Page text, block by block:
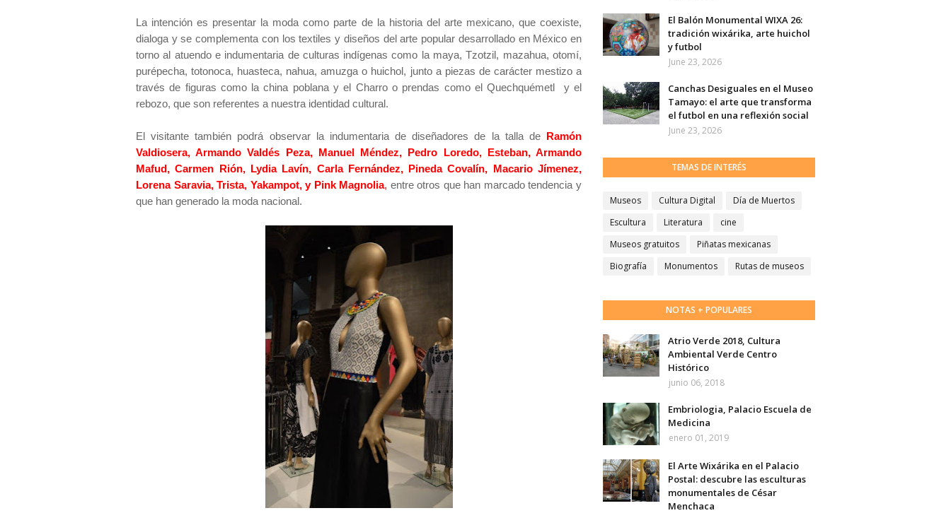
La intención es presentar la moda como parte de la historia del arte mexicano, que coexiste,
dialoga y se complementa con los textiles y diseños del arte popular desarrollado en México en
torno al atuendo e indumentaria de culturas indígenas como la maya, Tzotzil, mazahua, otomí,
purépecha, totonoca, huasteca, nahua, amuzga o huichol, junto a piezas de carácter mestizo a
través de figuras como la china poblana y el Charro o prendas como el Quechquémetl y el
rebozo, que son referentes a nuestra identidad cultural.
El visitante también podrá observar la indumentaria de diseñadores de la talla de Ramón
Valdiosera, Armando Valdés Peza, Manuel Méndez, Pedro Loredo, Esteban, Armando
Mafud, Carmen Rión, Lydia Lavín, Carla Fernández, Pineda Covalín, Macario Jímenez,
Lorena Saravia, Trista, Yakampot, y Pink Magnolia, entre otros que han marcado tendencia y
que han generado la moda nacional.
El Balón Monumental WIXA 26:
tradición wixárika, arte huichol
y futbol
June 23, 2026
Canchas Desiguales en el Museo
Tamayo: el arte que transforma
el futbol en una reflexión social
June 23, 2026
TEMAS DE INTERÉS
Museos Cultura Digital
Día de Muertos
Escultura
Literatura
cine
Museos gratuitos
Piñatas mexicanas
Biografía
Monumentos Rutas de museos
NOTAS + POPULARES
Atrio Verde 2018, Cultura
Ambiental Verde Centro
Histórico
junio 06, 2018
Embriologia, Palacio Escuela de
Medicina
enero 01, 2019
El Arte Wixárika en el Palacio
Postal: descubre las esculturas
monumentales de César
Menchaca